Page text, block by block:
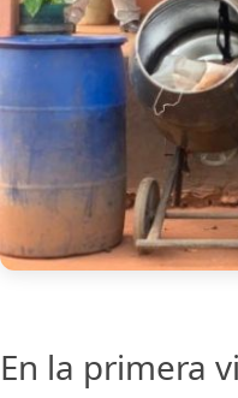
En la primera